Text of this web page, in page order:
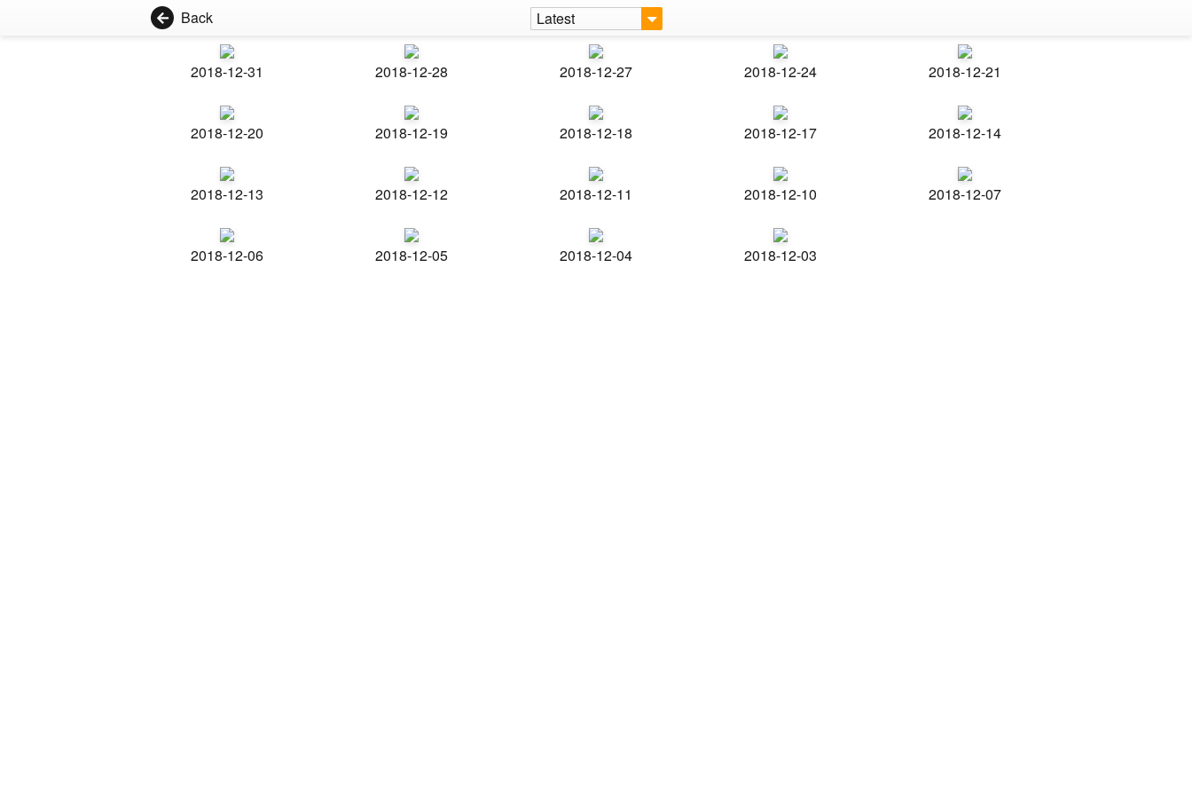
Back Latest
2018-12-31 2018-12-28 2018-12-27 2018-12-24 2018-12-21
2018-12-20 2018-12-19 2018-12-18 2018-12-17 2018-12-14
2018-12-13 2018-12-12 2018-12-11 2018-12-10 2018-12-07
2018-12-06 2018-12-05 2018-12-04 2018-12-03